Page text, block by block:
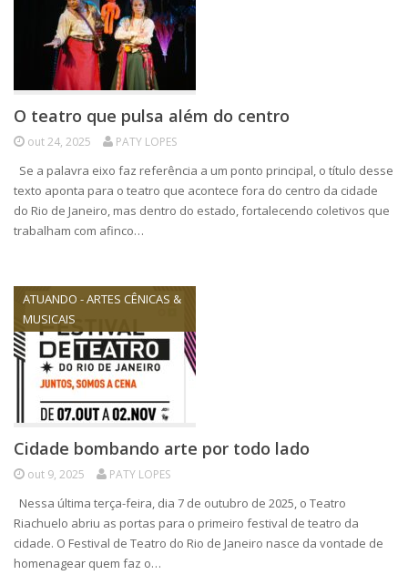
O teatro que pulsa além do centro
out 24, 2025 PATY LOPES
Se a palavra eixo faz referência a um ponto principal, o título desse
texto aponta para o teatro que acontece fora do centro da cidade
do Rio de Janeiro, mas dentro do estado, fortalecendo coletivos que
trabalham com afinco…
ATUANDO - ARTES CÊNICAS &
MUSICAIS
Cidade bombando arte por todo lado
out 9, 2025 PATY LOPES
Nessa última terça-feira, dia 7 de outubro de 2025, o Teatro
Riachuelo abriu as portas para o primeiro festival de teatro da
cidade. O Festival de Teatro do Rio de Janeiro nasce da vontade de
homenagear quem faz o…